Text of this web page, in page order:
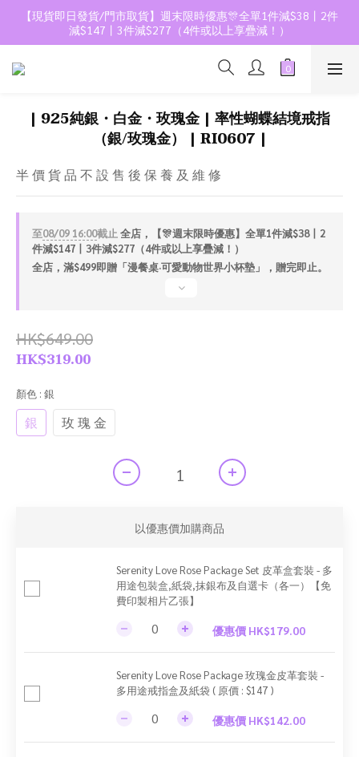
【現貨即日發貨/門市取貨】週末限時優惠🎊全單1件減$38丨2件
減$147丨3件減$277（4件或以上享疊減！）
| 925純銀・白金・玫瑰金 | 率性蝴蝶結境戒指
（銀/玫瑰金） | RI0607 |
半 價 貨 品 不 設 售 後 保 養 及 維 修
至08/09 16:00截止 全店，【🎊週末限時優惠】全單1件減$38丨2
件減$147丨3件減$277（4件或以上享疊減！）
全店，滿$499即贈「漫餐桌·可愛動物世界小杯墊」，贈完即止。
HK$649.00
HK$319.00
顏色 : 銀
銀 玫 瑰 金
以優惠價加購商品
Serenity Love Rose Package Set 皮革盒套裝 - 多
用途包裝盒,紙袋,抹銀布及自選卡（各一）【免
費印製相片乙張】
優惠價 HK$179.00
Serenity Love Rose Package 玫瑰金皮革套裝 -
多用途戒指盒及紙袋 ( 原價 : $147 )
優惠價 HK$142.00